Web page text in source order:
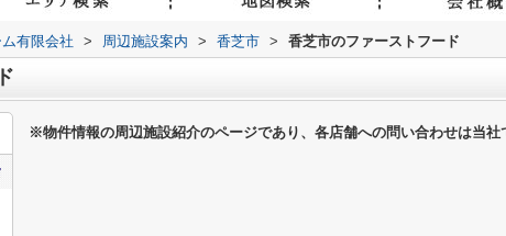
有限会社 > 周辺施設案内 > 香芝市 > 香芝市のファーストフード
※物件情報の周辺施設紹介のページであり、各店舗への問い合わせは当社